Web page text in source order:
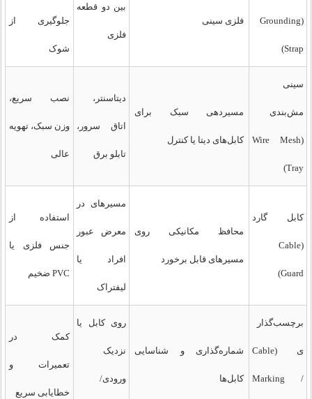
(Grounding
Strap)
فلزی سینی
بین دو قطعه
فلزی
جلوگیری از
شوک
سینی
مش‌بندی
(Wire Mesh
Tray)
مسیردهی سبک برای
کابل‌های دیتا یا کنترل
دیتاسنتر،
اتاق سرور،
تابلو برق
نصب سریع،
وزن سبک، تهویه
عالی
کابل گارد
(Cable
Guard)
محافظ مکانیکی روی
مسیرهای قابل برخورد
مسیرهای در
معرض عبور
افراد یا
لیفتراک
استفاده از
جنس فلزی یا
PVC ضخیم
برچسب‌گذار
ی (Cable
Marking /
شماره‌گذاری و شناسایی
کابل‌ها
روی کابل یا
نزدیک
ورودی/
کمک در
تعمیرات و
خطایابی سریع